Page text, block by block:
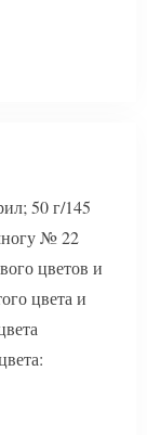
50 г/145
№ 22
цветов и
цвета и